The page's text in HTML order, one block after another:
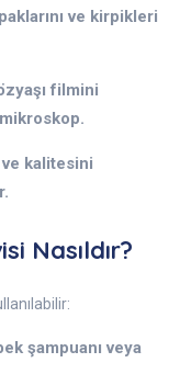
ve kirpikleri
filmini
ve kalitesini
Nasıldır?
şampuanı veya